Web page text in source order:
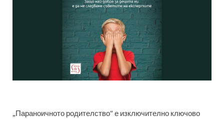
„Параноичното родителство“ е изключително ключово